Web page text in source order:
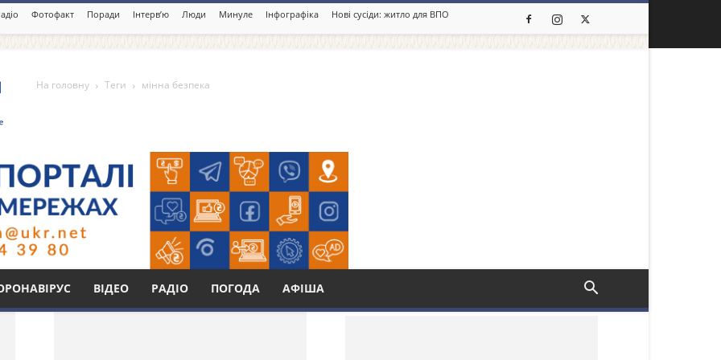
Фотофакт Поради Інтерв’ю Люди Минуле Інфографіка Нові сусіди: житло для ВПО
ВІДЕО РАДІО ПОГОДА АФІША
На головну Теги мінна безпека